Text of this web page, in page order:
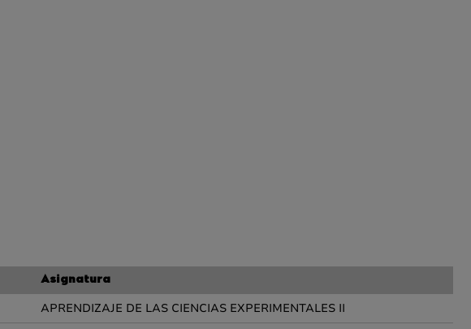
Asignatura
APRENDIZAJE DE LAS CIENCIAS EXPERIMENTALES II